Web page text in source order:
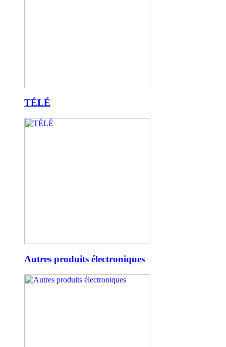
TÉLÉ
Autres produits électroniques